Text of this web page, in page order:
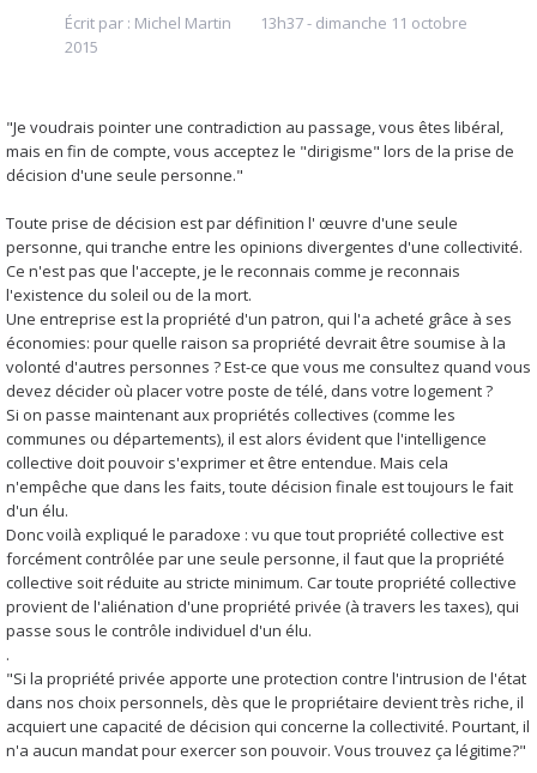
Écrit par : Michel Martin 13h37- dimanche 11 octobre
2015
"Je voudrais pointer une contradiction au passage, vous êtes libéral,
mais en fin de compte, vous acceptez le "dirigisme" lors de la prise de
décision d'une seule personne."
Toute prise de décision est par définition l' œuvre d'une seule
personne, qui tranche entre les opinions divergentes d'une collectivité.
Ce n'est pas que l'accepte, je le reconnais comme je reconnais
l'existence du soleil ou de la mort.
Une entreprise est la propriété d'un patron, qui l'a acheté grâce à ses
économies: pour quelle raison sa propriété devrait être soumise à la
volonté d'autres personnes ? Est-ce que vous me consultez quand vous
devez décider où placer votre poste de télé, dans votre logement ?
Si on passe maintenant aux propriétés collectives (comme les
communes ou départements), il est alors évident que l'intelligence
collective doit pouvoir s'exprimer et être entendue. Mais cela
n'empêche que dans les faits, toute décision finale est toujours le fait
d'un élu.
Donc voilà expliqué le paradoxe : vu que tout propriété collective est
forcément contrôlée par une seule personne, il faut que la propriété
collective soit réduite au stricte minimum. Car toute propriété collective
provient de l'aliénation d'une propriété privée (à travers les taxes), qui
passe sous le contrôle individuel d'un élu.
.
"Si la propriété privée apporte une protection contre l'intrusion de l'état
dans nos choix personnels, dès que le propriétaire devient très riche, il
acquiert une capacité de décision qui concerne la collectivité. Pourtant, il
n'a aucun mandat pour exercer son pouvoir. Vous trouvez ça légitime?"